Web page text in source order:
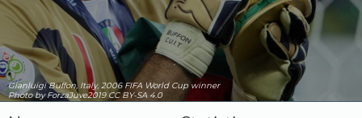
Gianluigi Buffon, Italy, 2006 FIFA World Cup winner
Photo by ForzaJuve2019 CC BY-SA 4.0